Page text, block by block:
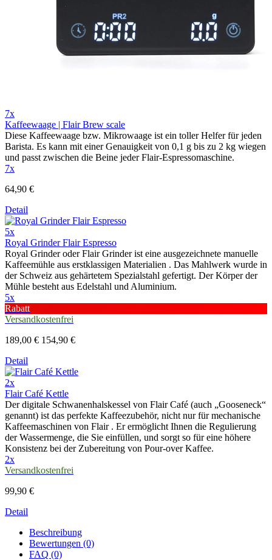
7x
Kaffeewaage | Flair Brew scale
Diese Kaffeewaage bzw. Mikrowaage ist ein toller Helfer für jeden
Barista. Es kann mit einer Genauigkeit von 0,1 g bis zu 2 kg wiegen
und passt zwischen die Beine jeder Flair-Espressomaschine.
7x
64,90 €
Detail
5x
Royal Grinder Flair Espresso
Royal Grinder oder Flair Grinder ist eine ausgezeichnete manuelle
Kaffeemühle aus erstklassigen Materialien . Das Mahlwerk wurde in
der Schweiz aus gehärtetem Spezialstahl gefertigt. Der Körper der
Mühle besteht aus Edelstahl und Aluminium.
5x
Rabatt
Versandkostenfrei
189,00 € 154,90 €
Detail
2x
Flair Café Kettle
Der digitale Schwanenhalskessel von Flair Café (auch „Gooseneck“
genannt) ist das perfekte Kaffeezubehör, nicht nur für mechanische
Kaffeemaschinen von Flair . Er ermöglicht Ihnen die Regulierung
der Wassermenge, die Sie einfüllen, und sorgt so für eine höhere
Konsistenz bei der Zubereitung von Pour-over Kaffee.
2x
Versandkostenfrei
99,90 €
Detail
Beschreibung
Bewertungen (0)
FAQ (0)